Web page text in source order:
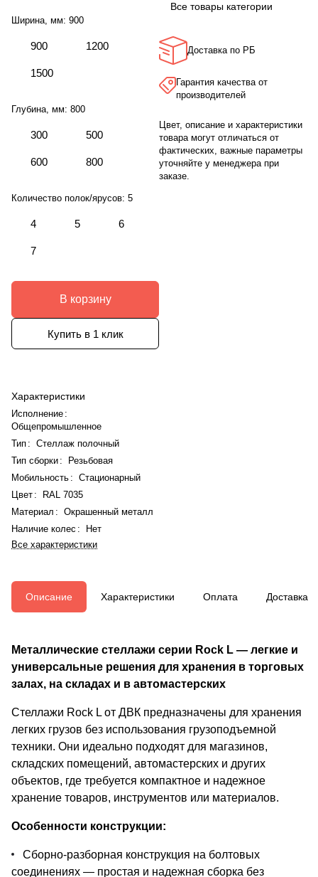
Ширина, мм: 900
900 1200
1500
Глубина, мм: 800
300 500
600 800
Количество полок/ярусов: 5
4 5 6
7
В корзину
Купить в 1 клик
Характеристики
Исполнение :
Общепромышленное
Тип : Стеллаж полочный
Тип сборки:
Резьбовая
Мобильность : Стационарный
Цвет :
RAL 7035
Материал : Окрашенный металл
Наличие колес :
Нет
Все характеристики
Все товары категории
Доставка по РБ
Гарантия качества от
производителей
Цвет, описание и характеристики
товара могут отличаться от
фактических, важные параметры
уточняйте у менеджера при
заказе.
Описание Характеристики Оплата Доставка
Металлические стеллажи серии Rock L — легкие и
универсальные решения для хранения в торговых
залах, на складах и в автомастерских
Стеллажи Rock L от ДВК предназначены для хранения
легких грузов без использования грузоподъемной
техники. Они идеально подходят для магазинов,
складских помещений, автомастерских и других
объектов, где требуется компактное и надежное
хранение товаров, инструментов или материалов.
Особенности конструкции:
Сборно-разборная конструкция на болтовых
соединениях — простая и надежная сборка без